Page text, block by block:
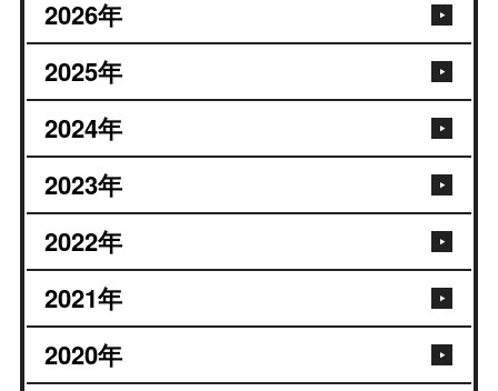
2026年
2025年
2024年
2023年
2022年
2021年
2020年